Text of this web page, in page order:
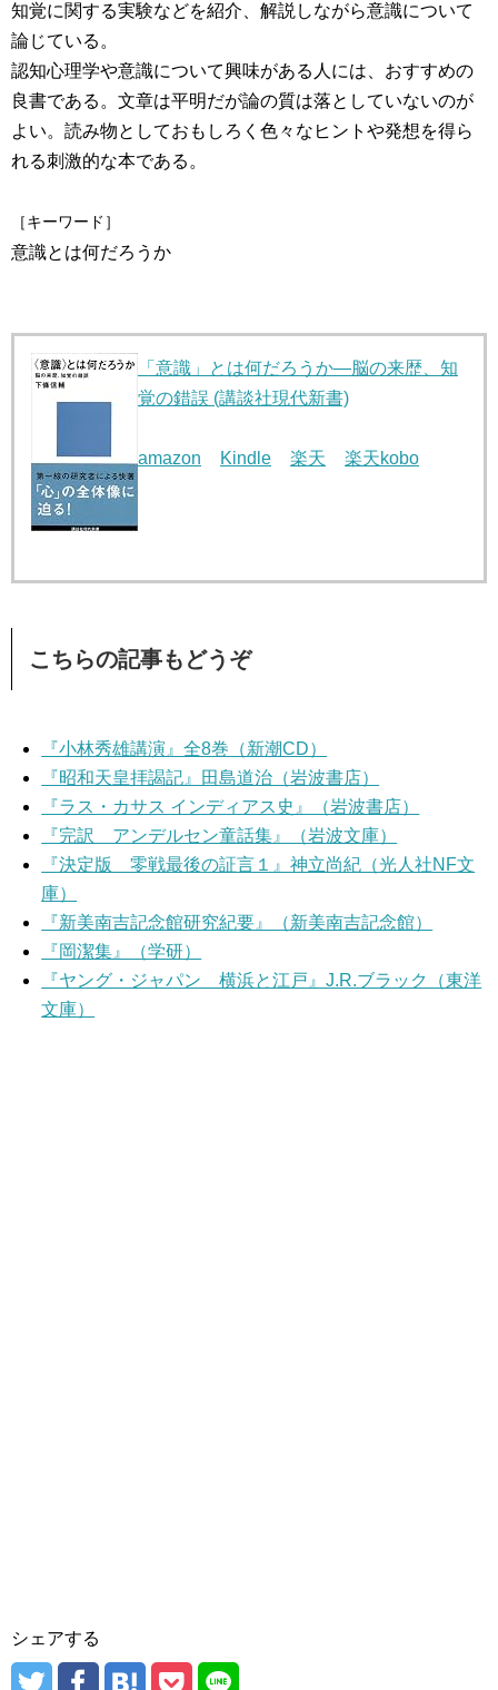
知覚に関する実験などを紹介、解説しながら意識について
論じている。
認知心理学や意識について興味がある人には、おすすめの
良書である。文章は平明だが論の質は落としていないのが
よい。読み物としておもしろく色々なヒントや発想を得ら
れる刺激的な本である。
［キーワード］
意識とは何だろうか
「意識」とは何だろうか―脳の来歴、知
覚の錯誤 (講談社現代新書)
amazon Kindle 楽天 楽天kobo
こちらの記事もどうぞ
『小林秀雄講演』全8巻（新潮CD）
『昭和天皇拝謁記』田島道治（岩波書店）
『ラス・カサス インディアス史』（岩波書店）
『完訳 アンデルセン童話集』（岩波文庫）
『決定版 零戦最後の証言１』神立尚紀（光人社NF文
庫）
『新美南吉記念館研究紀要』（新美南吉記念館）
『岡潔集』（学研）
『ヤング・ジャパン 横浜と江戸』J.R.ブラック（東洋
文庫）
シェアする